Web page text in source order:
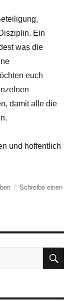
Ein
was die
euch
damit alle die
und hoffentlich
Schreibe einen